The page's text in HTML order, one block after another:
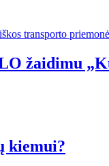
žaidimu
kiemui?